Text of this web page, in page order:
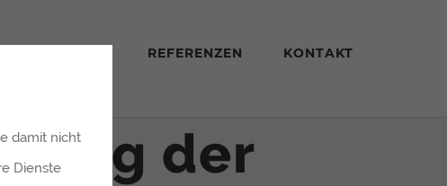
REFERENZEN KONTAKT
der
damit nicht
Dienste